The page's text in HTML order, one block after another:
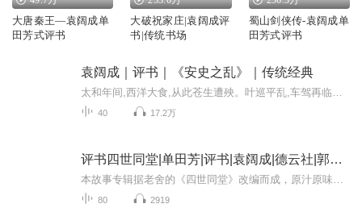
大唐秦王—袁阔成单
田芳式评书
大破祝家庄|袁阔成评
书|传统书场
蜀山剑侠传-袁阔成单
田芳式评书
袁阔成｜评书｜《安史之乱》｜传统经典
40 17.2万
评书四世同堂|单田芳|评书|袁阔成|德云社|郭德纲
80 2919